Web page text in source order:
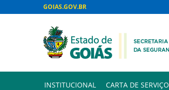
GOIAS.GOV.BR
INSTITUCIONAL CARTA DE